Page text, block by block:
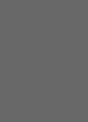
legkülönfélébb